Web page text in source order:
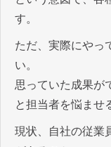
す。
ただ、実際にやっ
い。
思っていた成果が
と担当者を悩ませ
現状、自社の従業